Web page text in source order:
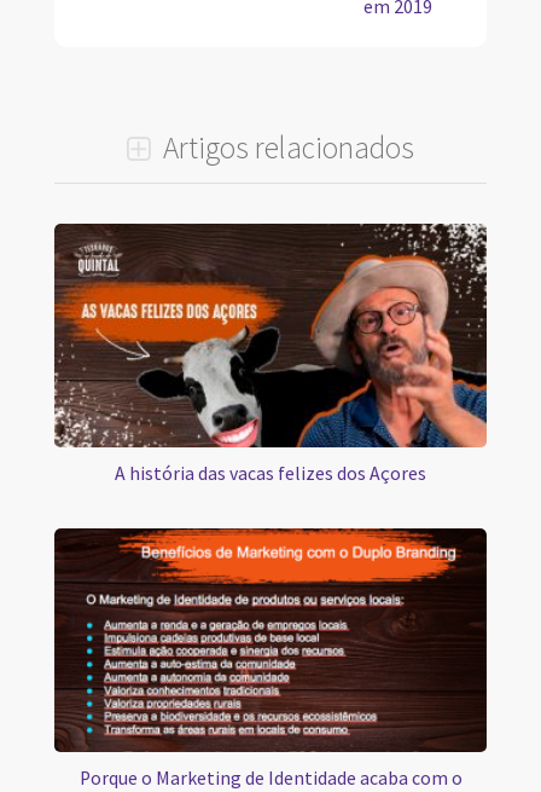
em 2019
Artigos relacionados
A história das vacas felizes dos Açores
Porque o Marketing de Identidade acaba com o